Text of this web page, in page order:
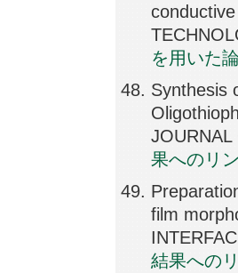
を用いた
Synthesis
果へのリ
film
結果への